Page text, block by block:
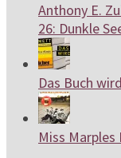
Anthony E.
26: Dunkle
Das Buch
Miss